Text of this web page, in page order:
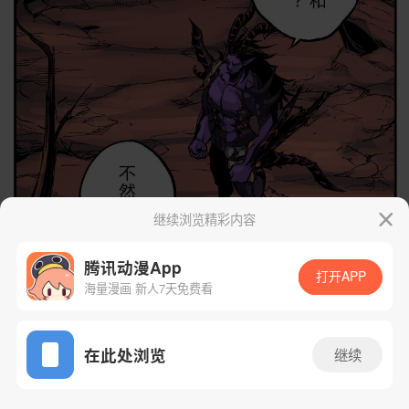
App免费看
继续浏览精彩内容
腾讯动漫App
海量漫画 新人7天免费看
打开APP
在此处浏览 继续